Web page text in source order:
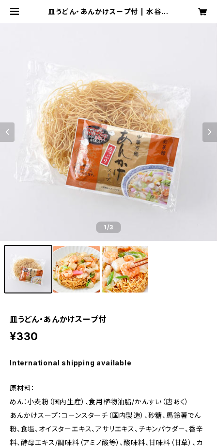
皿うどん・あんかけスープ付 | 水谷製
1/3
皿うどん・あんかけスープ付
¥330
International shipping available
原材料：
めん：小麦粉（国内生産）、食用植物油脂/かんすい（唐あく）
あんかけスープ：コーンスターチ（国内製造）、砂糖、馬鈴薯でん
粉、食塩、オイスターエキス、アサリエキス、チキンパウダー、香辛
料、酵母エキス/調味料（アミノ酸等）、酸味料、甘味料（甘草）、カ